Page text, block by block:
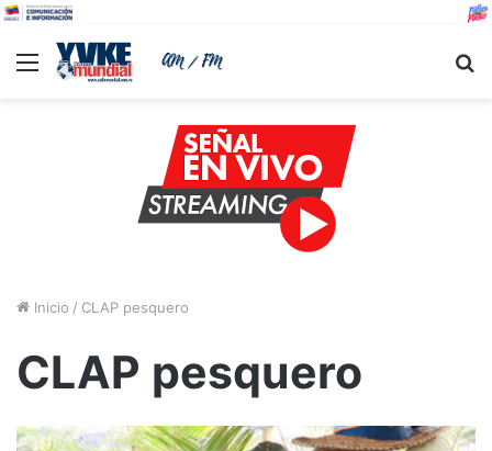
Menu
Inicio / CLAP pesquero
CLAP pesquero